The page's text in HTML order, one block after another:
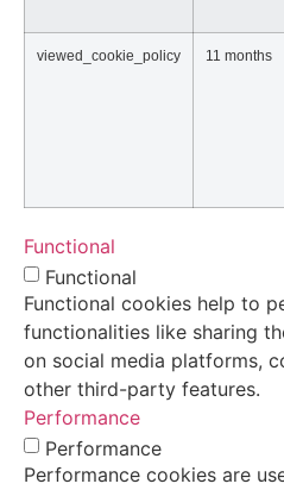
viewed_cookie_policy 11 months
Functional
Functional
Functional cookies help to
functionalities like sharing
on social media platforms,
other third-party features.
Performance
Performance
Performance cookies are